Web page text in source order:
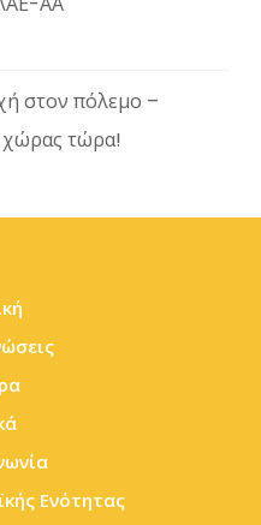
στον πόλεμο –
τώρα!
Ενότητας